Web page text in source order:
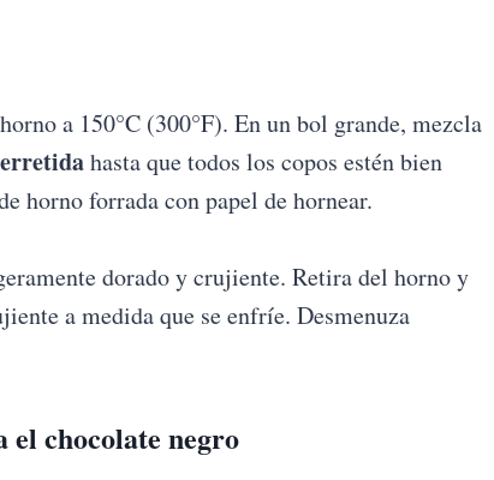
a 150°C (300°F). En un bol grande, mezcla
hasta que todos los copos estén bien
horno forrada con papel de hornear.
dorado y crujiente. Retira del horno y
a medida que se enfríe. Desmenuza
el chocolate negro